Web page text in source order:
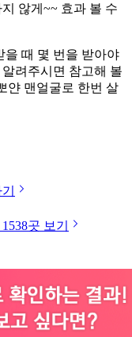
않게 ~~ 효과 볼 수
을 때 몇 번을 받아야
려주시면 참고해 볼
얀 맨얼굴로 한번 살
곳 보기